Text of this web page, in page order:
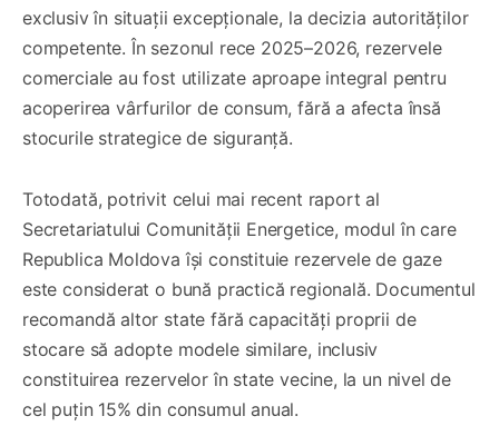
exclusiv în situații excepționale, la decizia autorităților
competente. În sezonul rece 2025–2026, rezervele
comerciale au fost utilizate aproape integral pentru
acoperirea vârfurilor de consum, fără a afecta însă
stocurile strategice de siguranță.
Totodată, potrivit celui mai recent raport al
Secretariatului Comunității Energetice, modul în care
Republica Moldova își constituie rezervele de gaze
este considerat o bună practică regională. Documentul
recomandă altor state fără capacități proprii de
stocare să adopte modele similare, inclusiv
constituirea rezervelor în state vecine, la un nivel de
cel puțin 15% din consumul anual.